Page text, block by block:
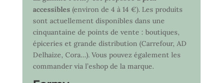
accessibles(environ de 4 à 14 €). Les produits
sont actuellement disponibles dans une
cinquantaine de points de vente : boutiques,
épiceries et grande distribution (Carrefour, AD
Delhaize, Cora…). Vous pouvez également les
commander via l’eshop de la marque.